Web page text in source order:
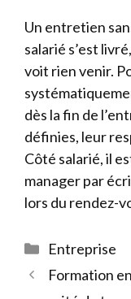
Un entretien
salarié s’est
voit rien venir.
dès la fin de
définies, leur
Côté salarié, il
manager par
lors du rendez-
Catégories
Entreprise
Formation